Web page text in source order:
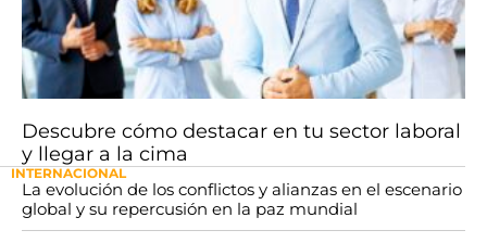
Descubre cómo destacar en tu sector laboral
y llegar a la cima
INTERNACIONAL
La evolución de los conflictos y alianzas en el escenario
global y su repercusión en la paz mundial